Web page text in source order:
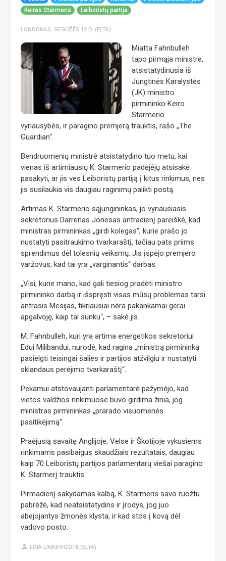
Keiras Starmeris
Leiboristų partija
LONDONAS, GEGUŽĖS 12 D. (ELTA).
Miatta Fahnbulleh
tapo pirmąja ministre,
atsistatydinusia iš
Jungtinės Karalystės
(JK) ministro
pirmininko Keiro
Starmerio
vyriausybės, ir paragino premjerą trauktis, rašo „The
Guardian“.
Bendruomenių ministrė atsistatydino tuo metu, kai
vienas iš artimiausių K. Starmerio padėjėjų atsisakė
pasakyti, ar jis ves Leiboristų partiją į kitus rinkimus, nes
jis susilaukia vis daugiau raginimų palikti postą.
Artimas K. Starmerio sąjungininkas, jo vyriausiasis
sekretorius Darrenas Jonesas antradienį pareiškė, kad
ministras pirmininkas „girdi kolegas“, kurie prašo jo
nustatyti pasitraukimo tvarkaraštį, tačiau pats priims
sprendimus dėl tolesnių veiksmų. Jis įspėjo premjero
varžovus, kad tai yra „varginantis“ darbas.
„Visi, kurie mano, kad gali tiesiog pradėti ministro
pirmininko darbą ir išspręsti visas mūsų problemas tarsi
antrasis Mesijas, tikriausiai nėra pakankamai gerai
apgalvoję, kaip tai sunku“, – sakė jis.
M. Fahnbulleh, kuri yra artima energetikos sekretoriui
Edui Milibandui, nurodė, kad ragina „ministrą pirmininką
pasielgti teisingai šalies ir partijos atžvilgiu ir nustatyti
sklandaus perėjimo tvarkaraštį“.
Pekamui atstovaujanti parlamentarė pažymėjo, kad
vietos valdžios rinkimuose buvo girdima žinia, jog
ministras pirmininkas „prarado visuomenės
pasitikėjimą“.
Praėjusią savaitę Anglijoje, Velse ir Škotijoje vykusiems
rinkimams pasibaigus skaudžiais rezultatais, daugiau
kaip 70 Leiboristų partijos parlamentarų viešai paragino
K. Starmerį trauktis.
Pirmadienį sakydamas kalbą, K. Starmeris savo ruožtu
pabrėžė, kad neatsistatydins ir įrodys, jog juo
abejojantys žmonės klysta, ir kad stos į kovą dėl
vadovo posto.
person LINA LINKEVIČIŪTĖ (ELTA)